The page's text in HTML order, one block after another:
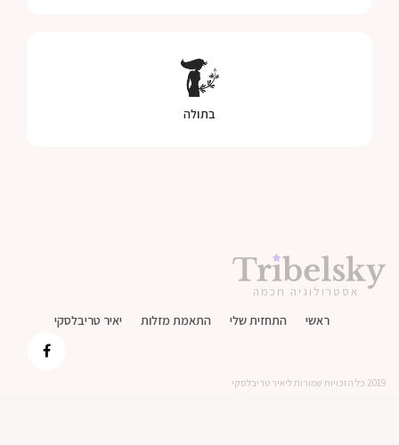
בתולה
אסטרולוגיה חכמה
ראשי התחזית שלי התאמת מזלות יאיר טריבלסקי
2019 כל הזכויות שמורות ליאיר טריבלסקי